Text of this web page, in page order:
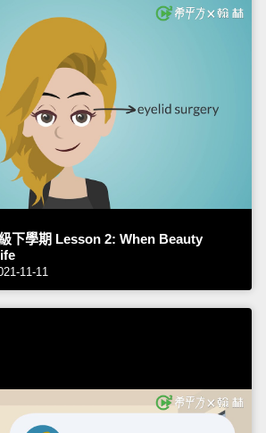
下學期 Lesson 2: When Beauty
11-11